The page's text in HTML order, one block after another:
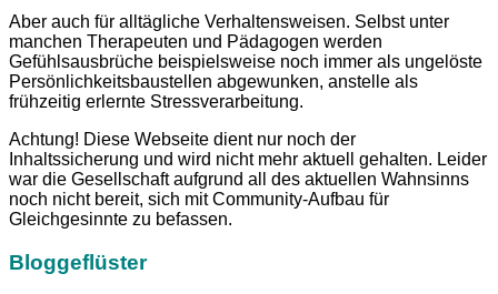
Aber auch für alltägliche Verhaltensweisen. Selbst unter
manchen Therapeuten und Pädagogen werden
Gefühlsausbrüche beispielsweise noch immer als ungelöste
Persönlichkeitsbaustellen abgewunken, anstelle als
frühzeitig erlernte Stressverarbeitung.
Achtung! Diese Webseite dient nur noch der
Inhaltssicherung und wird nicht mehr aktuell gehalten. Leider
war die Gesellschaft aufgrund all des aktuellen Wahnsinns
noch nicht bereit, sich mit Community-Aufbau für
Gleichgesinnte zu befassen.
Bloggeflüster